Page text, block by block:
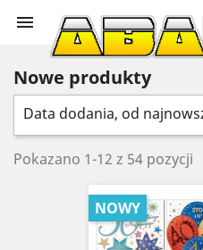

Nowe produkty
Data dodania, od
Pokazano 1-12 z 54 pozycji
NOWY